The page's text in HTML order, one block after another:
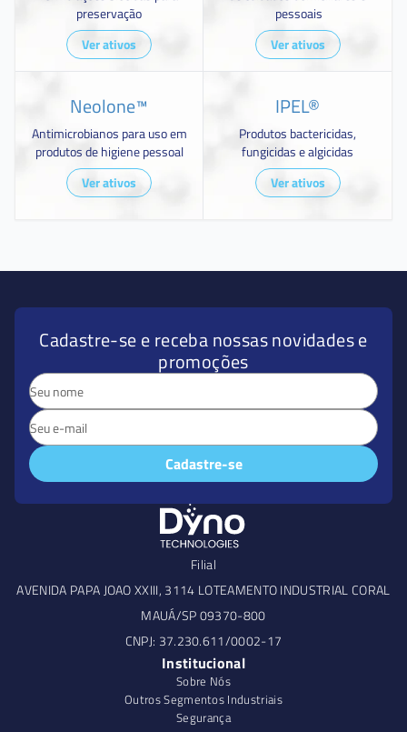
preservação
Ver ativos
pessoais
Ver ativos
Neolone™
Antimicrobianos para uso em
produtos de higiene pessoal
Ver ativos
IPEL®
Produtos bactericidas,
fungicidas e algicidas
Ver ativos
Cadastre-se e receba nossas novidades e
promoções
Cadastre-se
Filial
AVENIDA PAPA JOAO XXIII, 3114 LOTEAMENTO INDUSTRIAL CORAL
MAUÁ/SP 09370-800
CNPJ: 37.230.611/0002-17
Institucional
Sobre Nós
Outros Segmentos Industriais
Segurança